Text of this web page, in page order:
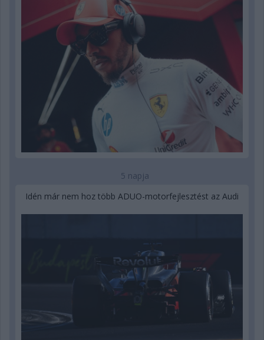
5 napja
Idén már nem hoz több ADUO-motorfejlesztést az Audi